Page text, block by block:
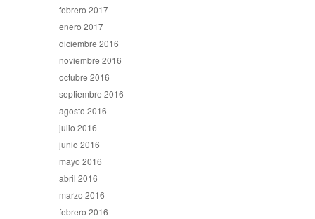
febrero 2017
enero 2017
diciembre 2016
noviembre 2016
octubre 2016
septiembre 2016
agosto 2016
julio 2016
junio 2016
mayo 2016
abril 2016
marzo 2016
febrero 2016